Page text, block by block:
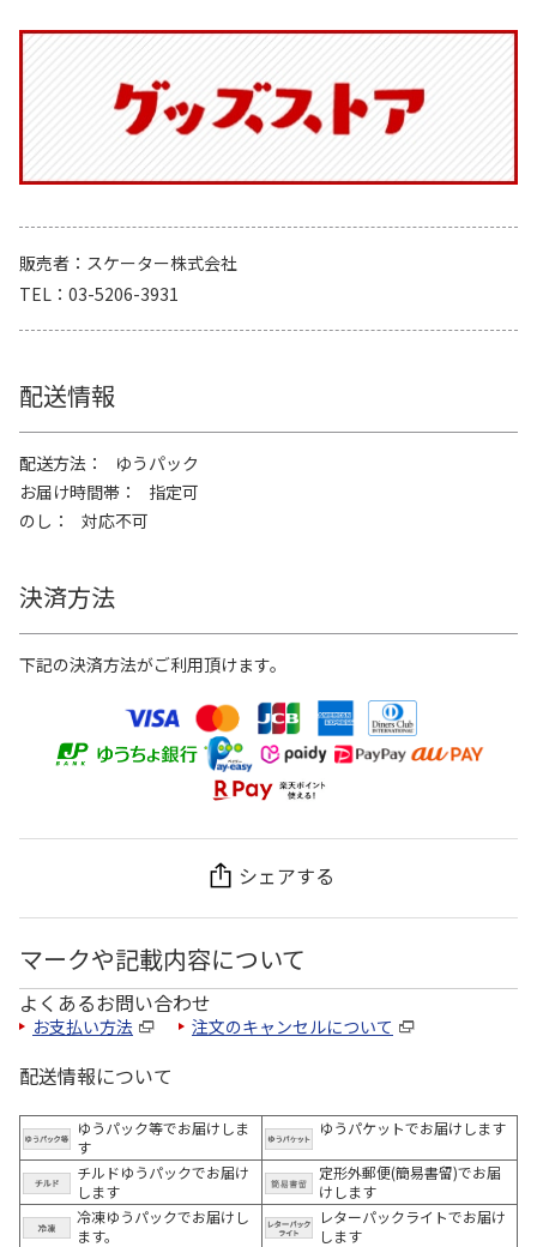
販売者
スケーター株式会社
TEL
03-5206-3931
配送情報
配送方法
ゆうパック
お届け時間帯
指定可
のし
対応不可
決済方法
下記の決済方法がご利用頂けます。
シェアする
マークや記載内容について
よくあるお問い合わせ
お支払い方法 注文のキャンセルについて
配送情報について
ゆうパック等でお届けしま
す
ゆうパケットでお届けします
チルドゆうパックでお届け
します
定形外郵便(簡易書留)でお届
けします
冷凍ゆうパックでお届けし
ます。
レターパックライトでお届け
します